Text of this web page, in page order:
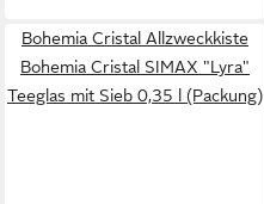
Bohemia Cristal Allzweckkiste
Bohemia Cristal SIMAX "Lyra"
Teeglas mit Sieb 0,35 l (Packung)